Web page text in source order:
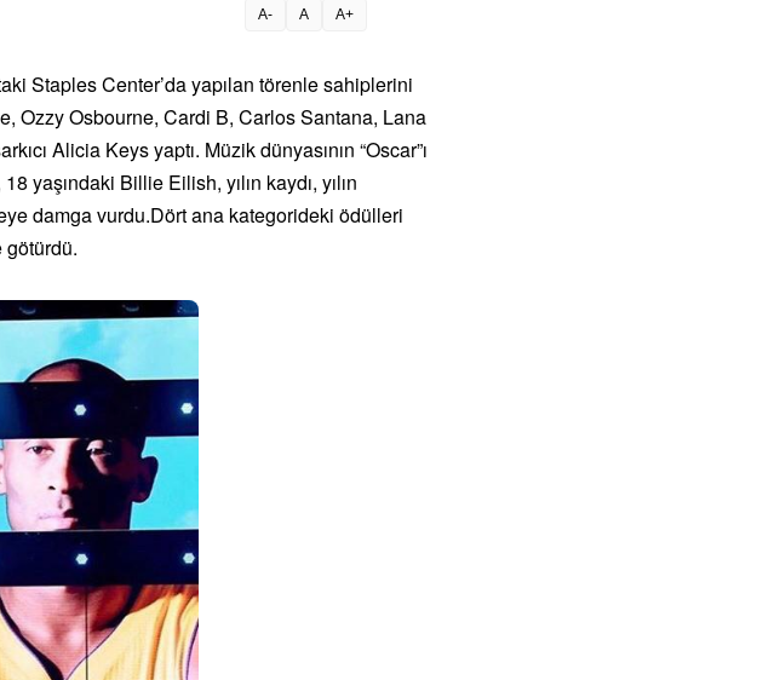
A- A A+
Staples Center’da yapılan törenle sahiplerini
Ozzy Osbourne, Cardi B, Carlos Santana, Lana
Alicia Keys yaptı. Müzik dünyasının “Oscar”ı
yaşındaki Billie Eilish, yılın kaydı, yılın
damga vurdu.Dört ana kategorideki ödülleri
götürdü.